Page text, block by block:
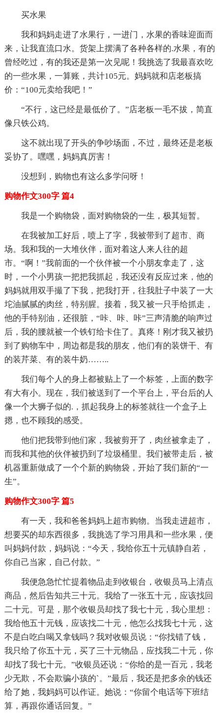
买水果
我和妈妈走进了水果行，一进门，水果的香味迎面而
来，让我直流口水。货架上摆满了各种各样的.水果，有的
曾经吃过，有的我还是第一次见呢！我挑选了我最喜欢吃
的一些水果，一算账，共计105元。妈妈就和店老板搞
价：“100元卖给我吧！”
“不行，这已经是最低价了。”店老板一毛不拔，简直
像只铁公鸡。
这不就出现了开头的争吵场面，不过，最终还是老板
妥协了。嘿嘿，妈妈真厉害！
没想到，购物也有这么多学问呀！
购物作文300字 篇4
我是一个购物袋，面对购物袋的一生，极其短暂。
在我被加工好后，喷上了字，我被带到了超市、商
场。我和我的一大堆伙伴，面对着这人来人往的超
市。“啊！”我前面的一个伙伴被一个小朋友拿走了，这
时，一个小男孩一把把我抓起，我还没有反应过来，他的
妈妈就用双手撮了下我，把我打开，往我肚子中装了一大
坨油腻腻的肉丝，特别腥。接着，我又被一只手给抓走，
他的手特别油，还很脏，“咔、咔、咔”三声清脆的响声过
后，我的腰就被一个铁钉给卡住了。真疼！刚才我又被扔
到了购物车中，周边都是我的朋友，他们有的装饼干、有
的装芹菜、有的装牛奶……..
我们每个人的身上都被贴上了一个标签，上面的数字
有大有小。现在，我们被送到了一个平台上，平台后的人
像一个大狮子似的.，抓起我身上的标签就往一个盒子上
摁，也不顾我的感受。
他们把我带到他们家，我被剪开了，肉丝被拿走了，
而我和其他的伙伴被扔到了垃圾桶里。我们被带走后，被
机器重新做成了一个个新的购物袋，开始了我们新的“一
生”。
购物作文300字 篇5
有一天，我和爸爸妈妈上超市购物。当我走进超市，
想要买的却东西很多，我挑选了学习用具和一些水果，便
叫妈妈付款，妈妈说：“今天，我给你五十元镇静自若，
你自己当家，自己付款。”
我便急急忙忙提着物品走到收银台，收银员马上清点
商品，然后告知共三十元。我给了一张五十元，应该找回
二十元。可是，那个收银员却找了我七十元，我心里想：
我给他五十元钱，应该找二十元，他怎么找我七十元，这
不是白吃白喝又拿钱吗？我对收银员说：“你找错了钱，
我只给了你五十元，买了三十元物品，应找我二十元，你
却找了我七十元。”收银员还说：“你给的是一百元，我老
少无欺，不会欺骗小孩的`。”最后，我还是把多余的钱还
给了她，我妈妈可以作证。她说：“你留个电话等下班结
算，再跟你通话回复。”